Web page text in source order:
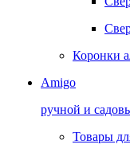
Коронки
Amigo
ручной и
Товары